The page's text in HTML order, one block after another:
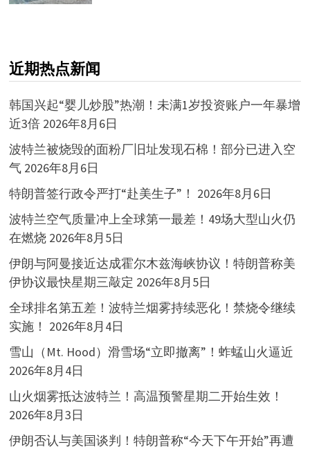
近期热点新闻
韩国兴起“婴儿炒股”热潮！未满1岁投资账户一年暴增
近3倍 2026年8月6日
波特兰被烧毁的面粉厂旧址发现石棉！部分已进入空
气 2026年8月6日
特朗普签行政令严打“赴美生子”！ 2026年8月6日
波特兰空气质量冲上全球第一最差！49场大型山火仍
在燃烧 2026年8月5日
伊朗与阿曼接近达成霍尔木兹海峡协议！特朗普称美
伊协议最快星期三敲定 2026年8月5日
全球排名第五差！波特兰烟雾持续恶化！禁烧令继续
实施！ 2026年8月4日
雪山（Mt. Hood）滑雪场“立即撤离”！蚱蜢山火逼近
2026年8月4日
山火烟雾抵达波特兰！高温预警星期二开始生效！
2026年8月3日
伊朗否认与美国谈判！特朗普称“今天下午开始”再遭